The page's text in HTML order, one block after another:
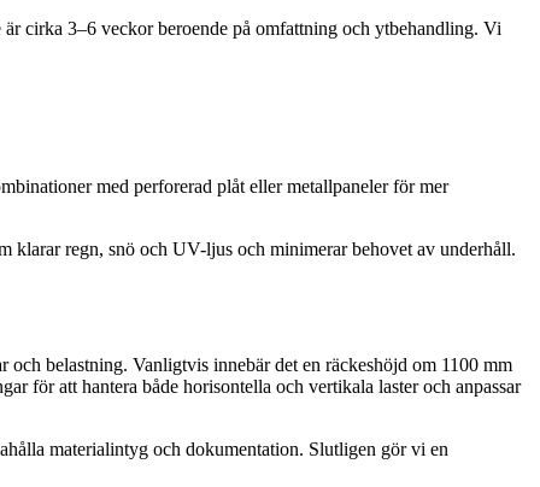
cirka 3–6 veckor beroende på omfattning och ytbehandling. Vi
med perforerad plåt eller metallpaneler för mer
regn, snö och UV-ljus och minimerar behovet av underhåll.
belastning. Vanligtvis innebär det en räckeshöjd om 1100 mm
för att hantera både horisontella och vertikala laster och anpassar
materialintyg och dokumentation. Slutligen gör vi en